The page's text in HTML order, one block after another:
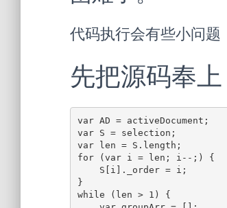
代码执行会有些小问题
先把源码奉
﻿var AD = activeDocument;
var S = selection;
var len = S.length;
for (var i = len; i--;) {
}
while (len > 1) {